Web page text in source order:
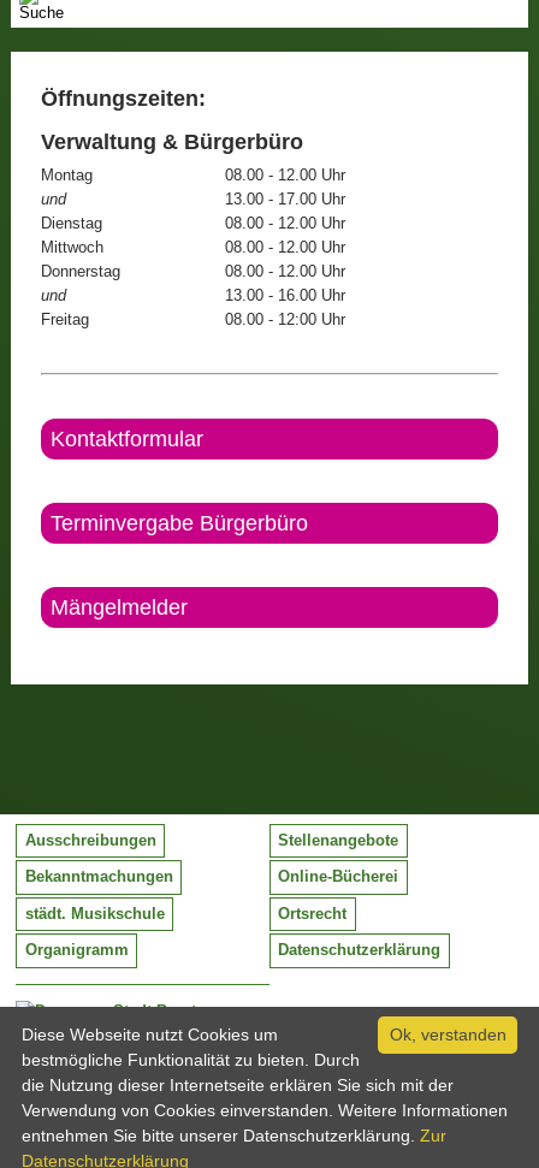
Öffnungszeiten:
Verwaltung & Bürgerbüro
Montag
08.00 - 12.00 Uhr
und
13.00 - 17.00 Uhr
Dienstag
08.00 - 12.00 Uhr
Mittwoch
08.00 - 12.00 Uhr
Donnerstag
08.00 - 12.00 Uhr
und
13.00 - 16.00 Uhr
Freitag
08.00 - 12:00 Uhr
Kontaktformular
Terminvergabe Bürgerbüro
Mängelmelder
Stadt Barntrup
Mittelstraße 38
32683 Barntrup
Tel:
Email:
05263 / 409-0
info@barntrup.de
Ausschreibungen Stellenangebote
Bekanntmachungen Online-Bücherei
städt. Musikschule Ortsrecht
Organigramm Datenschutzerklärung
Ok, verstanden
Diese Webseite nutzt Cookies um
bestmögliche Funktionalität zu bieten. Durch
die Nutzung dieser Internetseite erklären Sie sich mit der
Verwendung von Cookies einverstanden. Weitere Informationen
entnehmen Sie bitte unserer Datenschutzerklärung. Zur
Datenschutzerklärung